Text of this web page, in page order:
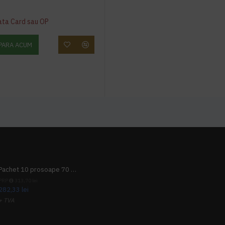
Card sau OP
ACUM
Pachet 10 prosoape 70 x 140cm 9 + 1 gratuit
lei
+ TVA